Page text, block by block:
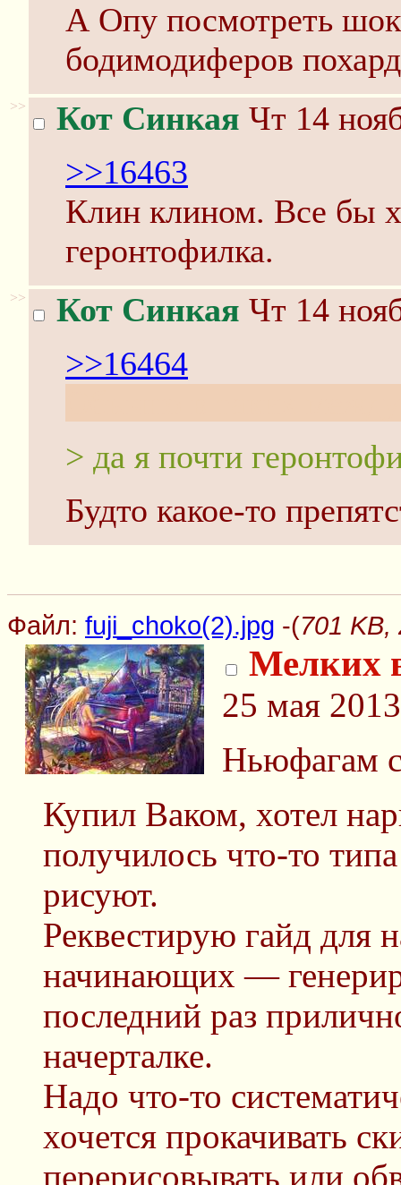
А Опу посмотреть
бодимодиферов
>> Кот Синкая Чт 14
>>16463
Клин клином. Все бы
геронтофилка.
>> Кот Синкая Чт 14
>>16464
> да я почти
Будто какое-то
Файл: fuji_choko(2).jpg -(701
Мелких
25 мая
Ньюфагам
Купил Ваком, хотел
получилось что-то
рисуют.
Реквестирую гайд для
начинающих —
последний раз
начерталке.
Надо что-то
хочется прокачивать
перерисовывать или